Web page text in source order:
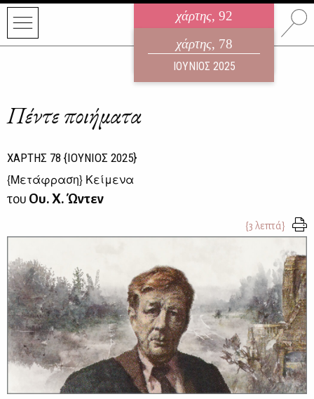
χάρτης, 92
ηλεκτρονικό περιοδικό
ΑΥΓΟΥΣΤΟΣ 2026
χάρτης, 78
ΙΟΥΝΙΟΣ 2025
Πέντε ποιήματα
ΧΑΡΤΗΣ 78 {ΙΟΥΝΙΟΣ 2025}
{Μετάφραση} Κείμενα
του Ου. Χ. Ώντεν
{3 λεπτά}